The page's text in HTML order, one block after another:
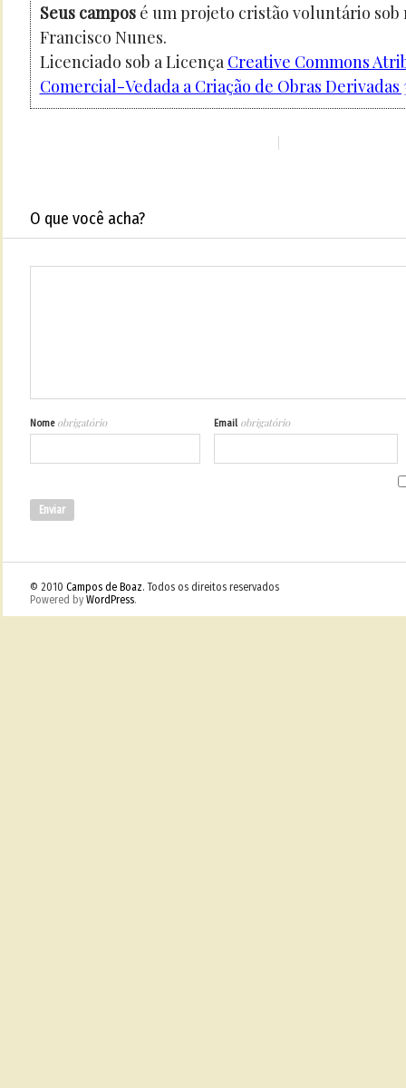
Seus camposé um projeto cristão voluntário sob
Francisco Nunes.
Licenciado sob a Licença Creative Commons
Comercial-Vedada a Criação de Obras Derivadas
O que você acha?
Nome obrigatório Email obrigatório
© 2010 Campos de Boaz. Todos os direitos reservados
Powered by WordPress.